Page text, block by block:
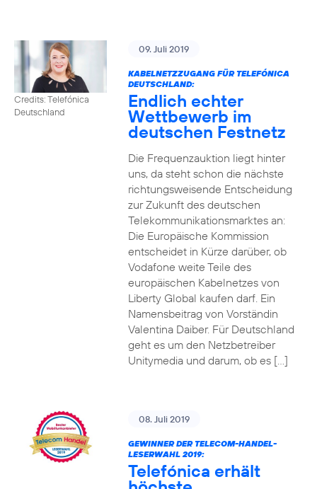
Credits: Telefónica
Deutschland
09. Juli 2019
KABELNETZZUGANG FÜR TELEFÓNICA
DEUTSCHLAND:
Endlich echter
Wettbewerb im
deutschen Festnetz
Die Frequenzauktion liegt hinter
uns, da steht schon die nächste
richtungsweisende Entscheidung
zur Zukunft des deutschen
Telekommunikationsmarktes an:
Die Europäische Kommission
entscheidet in Kürze darüber, ob
Vodafone weite Teile des
europäischen Kabelnetzes von
Liberty Global kaufen darf. Ein
Namensbeitrag von Vorständin
Valentina Daiber. Für Deutschland
geht es um den Netzbetreiber
Unitymedia und darum, ob es […]
08. Juli 2019
GEWINNER DER TELECOM-HANDEL-
LESERWAHL 2019:
Telefónica erhält